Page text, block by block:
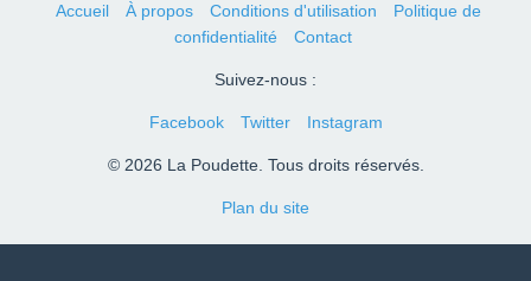
Accueil À propos Conditions d'utilisation
Politique de
confidentialité
Contact
Suivez-nous :
Facebook Twitter Instagram
© 2026 La Poudette. Tous droits réservés.
Plan du site